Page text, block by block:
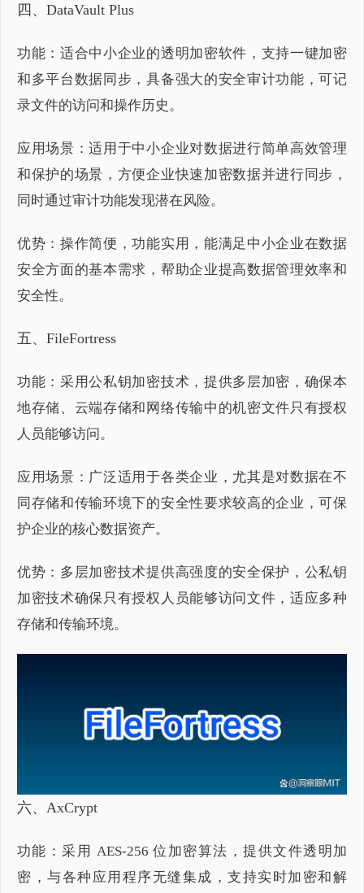
四、DataVault Plus
功能：适合中小企业的透明加密软件，支持一键加密
和多平台数据同步，具备强大的安全审计功能，可记
录文件的访问和操作历史。
应用场景：适用于中小企业对数据进行简单高效管理
和保护的场景，方便企业快速加密数据并进行同步，
同时通过审计功能发现潜在风险。
优势：操作简便，功能实用，能满足中小企业在数据
安全方面的基本需求，帮助企业提高数据管理效率和
安全性。
五、FileFortress
功能：采用公私钥加密技术，提供多层加密，确保本
地存储、云端存储和网络传输中的机密文件只有授权
人员能够访问。
应用场景：广泛适用于各类企业，尤其是对数据在不
同存储和传输环境下的安全性要求较高的企业，可保
护企业的核心数据资产。
优势：多层加密技术提供高强度的安全保护，公私钥
加密技术确保只有授权人员能够访问文件，适应多种
存储和传输环境。
六、AxCrypt
功能：采用 AES-256 位加密算法，提供文件透明加
密，与各种应用程序无缝集成，支持实时加密和解